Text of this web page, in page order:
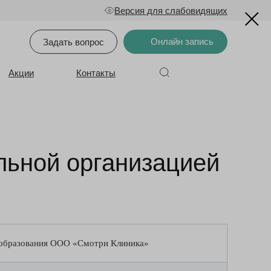
Версия для слабовидящих
Онлайн запись
Задать вопрос
Акции Контакты
организацией
ООО «Смотри Клиника»